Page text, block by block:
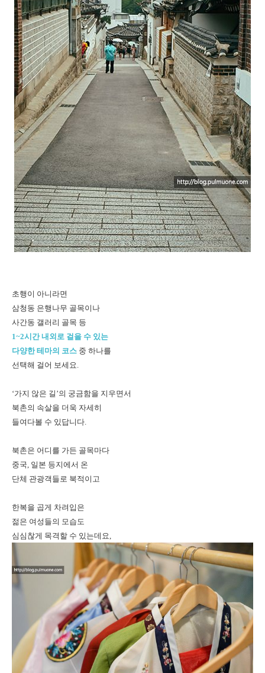
초행이 아니라면
삼청동 은행나무 골목이나
사간동 갤러리 골목 등
1~2시간 내외로 걸을 수 있는
다양한 테마의 코스 중 하나를
선택해 걸어 보세요.
‘가지 않은 길’의 궁금함을 지우면서
북촌의 속살을 더욱 자세히
들여다볼 수 있답니다.
북촌은 어디를 가든 골목마다
중국, 일본 등지에서 온
단체 관광객들로 북적이고
한복을 곱게 차려입은
젊은 여성들의 모습도
심심찮게 목격할 수 있는데요,